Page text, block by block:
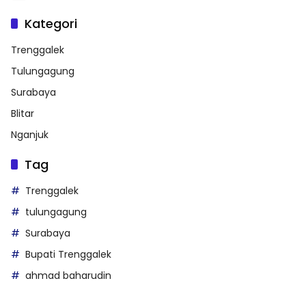
Kategori
Trenggalek
Tulungagung
Surabaya
Blitar
Nganjuk
Tag
Trenggalek
tulungagung
Surabaya
Bupati Trenggalek
ahmad baharudin